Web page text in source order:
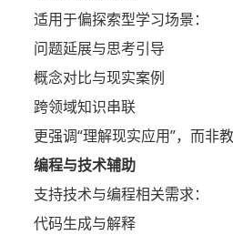
适用于偏探索型学习场景：
问题延展与思考引导
概念对比与现实案例
跨领域知识串联
更强调“理解现实应用”，而非
编程与技术辅助
支持技术与编程相关需求：
代码生成与解释